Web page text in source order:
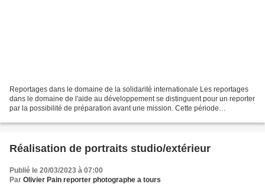
Reportages dans le domaine de la solidarité internationale Les reportages
dans le domaine de l'aide au développement se distinguent pour un reporter
par la possibilité de préparation avant une mission. Cette période
Réalisation de portraits studio/extérieur
Publié le 20/03/2023 à 07:00
Par Olivier Pain reporter photographe a tours